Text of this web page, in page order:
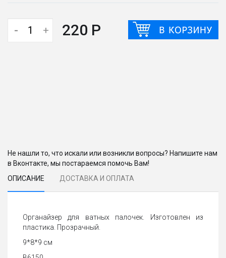
- + 220 Р
Не нашли то, что искали или возникли вопросы? Напишите нам
в Вконтакте, мы постараемся помочь Вам!
ОПИСАНИЕ
ДОСТАВКА И ОПЛАТА
Органайзер для ватных палочек. Изготовлен из
пластика. Прозрачный.
9*8*9 см